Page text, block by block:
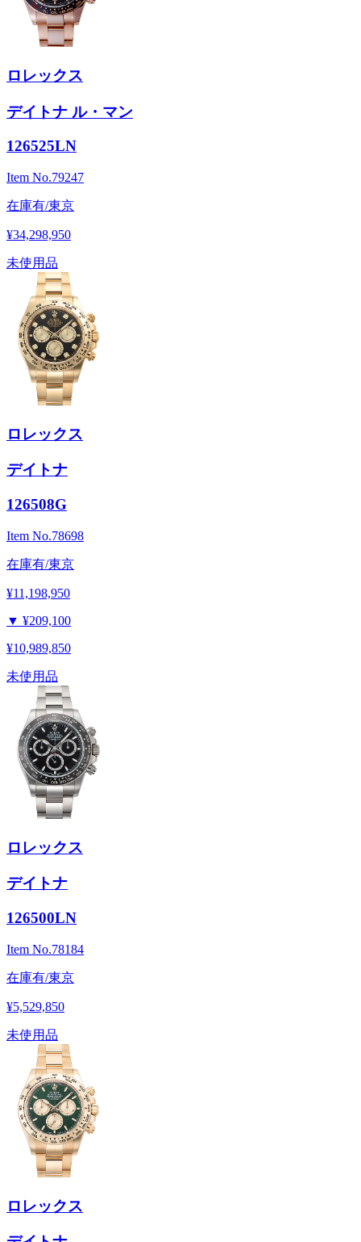
ロレックス
デイトナ ル・マン
126525LN
Item No.79247
在庫有/東京
¥34,298,950
未使用品
ロレックス
デイトナ
126508G
Item No.78698
在庫有/東京
¥11,198,950
▼ ¥209,100
¥10,989,850
未使用品
ロレックス
デイトナ
126500LN
Item No.78184
在庫有/東京
¥5,529,850
未使用品
ロレックス